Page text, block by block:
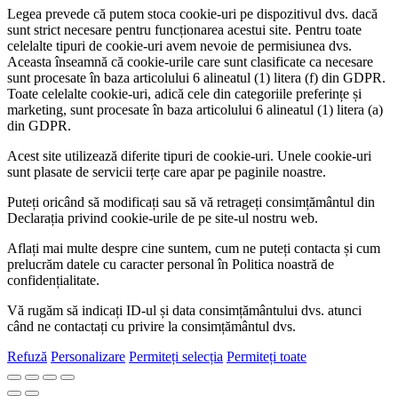
Legea prevede că putem stoca cookie-uri pe dispozitivul dvs. dacă
sunt strict necesare pentru funcționarea acestui site. Pentru toate
celelalte tipuri de cookie-uri avem nevoie de permisiunea dvs.
Aceasta înseamnă că cookie-urile care sunt clasificate ca necesare
sunt procesate în baza articolului 6 alineatul (1) litera (f) din GDPR.
Toate celelalte cookie-uri, adică cele din categoriile preferințe și
marketing, sunt procesate în baza articolului 6 alineatul (1) litera (a)
din GDPR.
Acest site utilizează diferite tipuri de cookie-uri. Unele cookie-uri
sunt plasate de servicii terțe care apar pe paginile noastre.
Puteți oricând să modificați sau să vă retrageți consimțământul din
Declarația privind cookie-urile de pe site-ul nostru web.
Aflați mai multe despre cine suntem, cum ne puteți contacta și cum
prelucrăm datele cu caracter personal în Politica noastră de
confidențialitate.
Vă rugăm să indicați ID-ul și data consimțământului dvs. atunci
când ne contactați cu privire la consimțământul dvs.
Refuză Personalizare Permiteți selecția Permiteți toate